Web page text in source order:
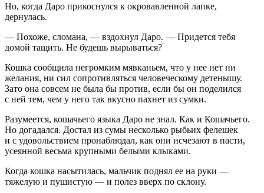
Но, когда Даро прикоснулся к окровавленной лапке,
дернулась.
— Похоже, сломана, — вздохнул Даро. — Придется тебя
домой тащить. Не будешь вырываться?
Кошка сообщила негромким мявканьем, что у нее нет ни
желания, ни сил сопротивляться человеческому детенышу.
Зато она совсем не была бы против, если бы он поделился
с ней тем, чем у него так вкусно пахнет из сумки.
Разумеется, кошачьего языка Даро не знал. Как и Кошачьего.
Но догадался. Достал из сумы несколько рыбьих фелешек
и с удовольствием пронаблюдал, как они исчезают в пасти,
усеянной весьма крупными белыми клыками.
Когда кошка насытилась, мальчик поднял ее на руки —
тяжелую и пушистую — и полез вверх по склону.